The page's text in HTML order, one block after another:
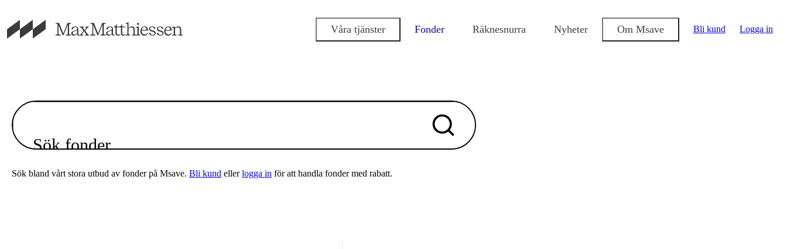
Våra tjänster Fonder Räknesnurra Nyheter Om Msave Bli kund Logga in
Sök fonder
Sök bland vårt stora utbud av fonder på Msave. Bli kund ellerlogga in för att handla fonder med rabatt.